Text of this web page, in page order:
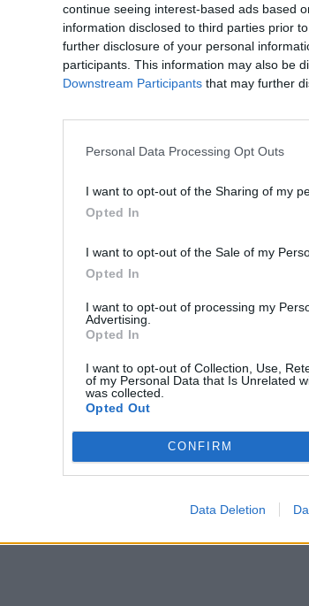
continue seeing interest-based ads based
information disclosed to third parties prior
further disclosure of your personal
participants. This information may also be
Downstream Participants that may further
Personal Data Processing Opt Outs
I want to opt-out of the Sharing of my
Opted In
I want to opt-out of the Sale of my
Opted In
I want to opt-out of processing my
Advertising.
Opted In
I want to opt-out of Collection, Use,
of my Personal Data that Is Unrelated
was collected.
Opted Out
CONFIRM
Data Deletion